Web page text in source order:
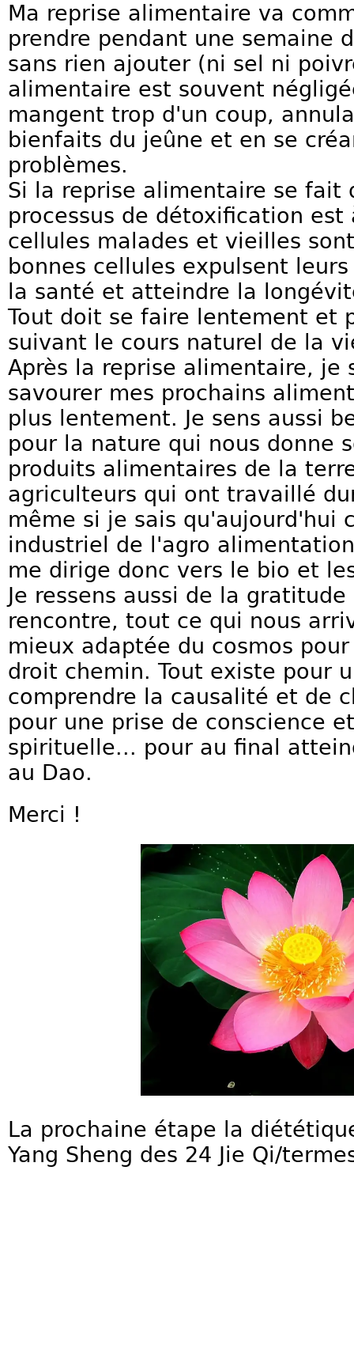
Ma reprise alimentaire va
prendre pendant une semaine
sans rien ajouter (ni sel ni
alimentaire est souvent
mangent trop d'un coup,
bienfaits du jeûne et en se
problèmes.
Si la reprise alimentaire se fait
processus de détoxification
cellules malades et vieilles
bonnes cellules expulsent
la santé et atteindre la
Tout doit se faire lentement et
suivant le cours naturel de la
Après la reprise alimentaire, je
savourer mes prochains
plus lentement. Je sens aussi
pour la nature qui nous donne
produits alimentaires de la
agriculteurs qui ont travaillé
même si je sais qu'aujourd'hui
industriel de l'agro
me dirige donc vers le bio et
Je ressens aussi de la
rencontre, tout ce qui nous
mieux adaptée du cosmos
droit chemin. Tout existe pour
comprendre la causalité et de
pour une prise de conscience
spirituelle... pour au final
au Dao.
Merci !
La prochaine étape la
Yang Sheng des 24 Jie Qi/